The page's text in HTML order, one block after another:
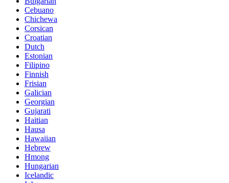
Cebuano
Chichewa
Corsican
Croatian
Dutch
Estonian
Filipino
Finnish
Frisian
Galician
Georgian
Gujarati
Haitian
Hausa
Hawaiian
Hebrew
Hmong
Hungarian
Icelandic